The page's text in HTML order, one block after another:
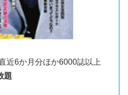
近6か月分ほか6000誌以上
題